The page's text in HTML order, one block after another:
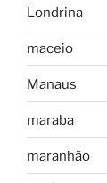
Londrina
maceio
Manaus
maraba
maranhão